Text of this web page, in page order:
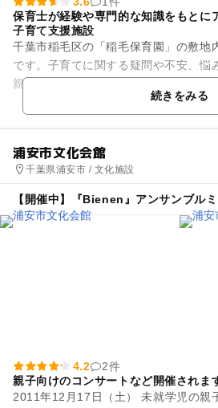
保育士が経験や専門的な知識をもとに
子育て支援施設
千葉市稲毛区の「稲毛保育園」の敷地
です。子育てに関する疑問や不安、悩
親子の交流の場として利用できます。
軽に足を運べます。 保育...続きをみる
浦安市文化会館
千葉県浦安市 / 文化施設
【開催中】『Bienen』アンサンブル
4.2
2件
親子向けのコンサートなど開催されま
2011年12月17日（土） 未就学児の親